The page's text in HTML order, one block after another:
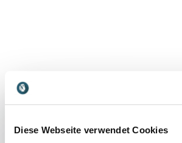
Diese Webseite verwendet Cookies
Referate
Welche Kunden und